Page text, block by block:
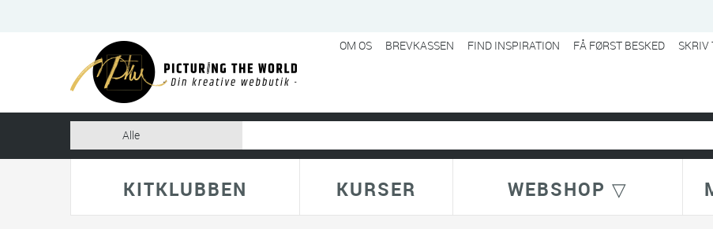
OM OS BREVKASSEN FIND INSPIRATION FÅ FØRST BESKED
SKRIV
KITKLUBBEN KURSER WEBSHOP ▽